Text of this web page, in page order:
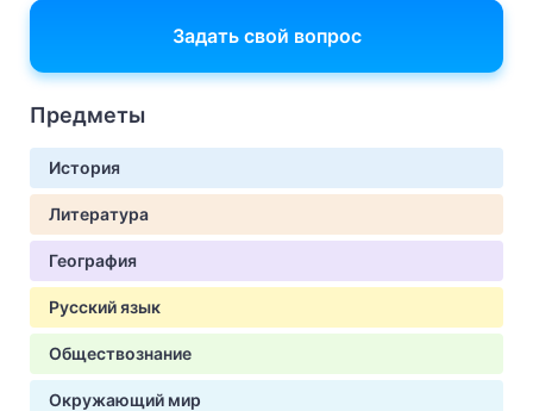
Задать свой вопрос
Предметы
История
Литература
География
Русский язык
Обществознание
Окружающий мир